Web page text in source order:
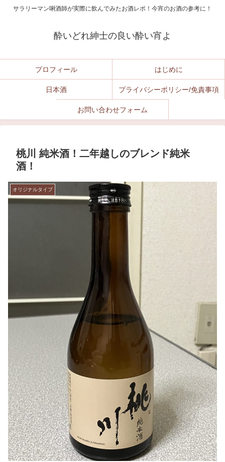
サラリーマン唎酒師が実際に飲んでみたお酒レポ！今宵のお酒の参考に！
酔いどれ紳士の良い酔い宵よ
プロフィール はじめに
日本酒 プライバシーポリシー/免責事項
お問い合わせフォーム
桃川 純米酒！二年越しのブレンド純米
酒！
オリジナルタイプ